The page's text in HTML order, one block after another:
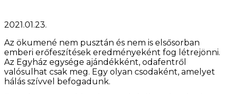
2021.01.23.
Az ökumené nem pusztán és nem is elsősorban
emberi erőfeszítések eredményeként fog létrejönni.
Az Egyház egysége ajándékként, odafentről
valósulhat csak meg. Egy olyan csodaként, amelyet
hálás szívvel befogadunk.